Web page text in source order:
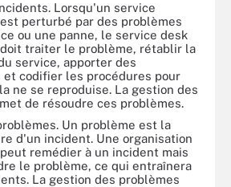
Lorsqu'un service
perturbé par des problèmes
ou une panne, le service desk
traiter le problème, rétablir la
service, apporter des
et codifier les procédures pour
ne se reproduise. La gestion des
de résoudre ces problèmes.
Un problème est la
d'un incident. Une organisation
remédier à un incident mais
le problème, ce qui entraînera
La gestion des problèmes